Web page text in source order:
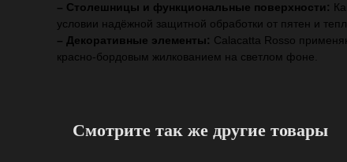
– Столешницы и функциональные поверхности:
условии надёжной защитной обработки от пятен и
– Декоративные элементы: Calacatta Rosso
красно‑бордовым жилкованием на светлом фоне.
Смотрите так же другие товары